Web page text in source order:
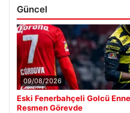
Güncel
09/08/2026
Eski Fenerbahçeli Golcü
Resmen Görevde